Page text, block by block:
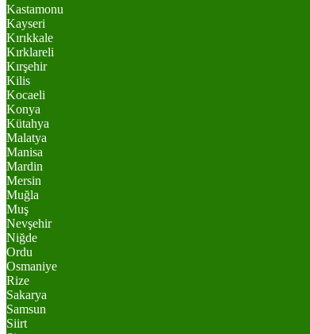
Kastamonu
Kayseri
Kırıkkale
Kırklareli
Kırşehir
Kilis
Kocaeli
Konya
Kütahya
Malatya
Manisa
Mardin
Mersin
Muğla
Muş
Nevşehir
Niğde
Ordu
Osmaniye
Rize
Sakarya
Samsun
Siirt